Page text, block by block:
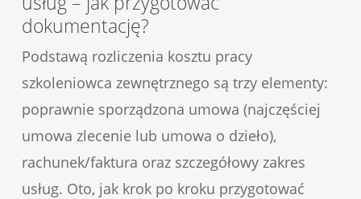
dokumentację?
Podstawą rozliczenia kosztu pracy
szkoleniowca zewnętrznego są trzy elementy:
poprawnie sporządzona umowa (najczęściej
umowa zlecenie lub umowa o dzieło),
rachunek/faktura oraz szczegółowy zakres
usług. Oto, jak krok po kroku przygotować